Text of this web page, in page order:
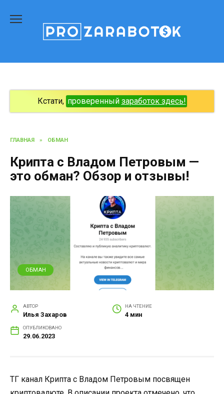
содержанию
Кстати, проверенный заработок здесь!
ГЛАВНАЯ » ОБМАН
Крипта с Владом Петровым —
это обман? Обзор и отзывы!
ОБМАН
АВТОР
Илья Захаров
НА ЧТЕНИЕ
4 мин
ОПУБЛИКОВАНО
29.06.2023
ТГ канал Крипта с Владом Петровым посвящен